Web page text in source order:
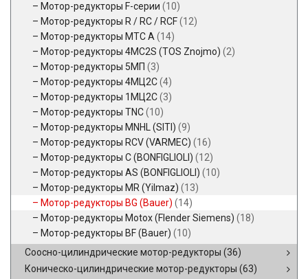
Мотор-редукторы F-серии (10)
Мотор-редукторы R / RC / RCF(12)
Мотор-редукторы MTC A (14)
Мотор-редукторы 4MC2S (TOS Znojmo) (2)
Мотор-редукторы 5МП (3)
Мотор-редукторы 4МЦ2С(4)
Мотор-редукторы 1МЦ2С(3)
Мотор-редукторы TNC(10)
Мотор-редукторы MNHL (SITI) (9)
Мотор-редукторы RCV (VARMEC) (16)
Мотор-редукторы C (BONFIGLIOLI) (12)
Мотор-редукторы AS (BONFIGLIOLI) (10)
Мотор-редукторы MR (Yilmaz) (13)
Мотор-редукторы BG (Bauer) (14)
Мотор-редукторы Motox (Flender Siemens) (18)
Мотор-редукторы BF (Bauer) (10)
Соосно-цилиндрические мотор-редукторы (36)
Коническо-цилиндрические мотор-редукторы (63)